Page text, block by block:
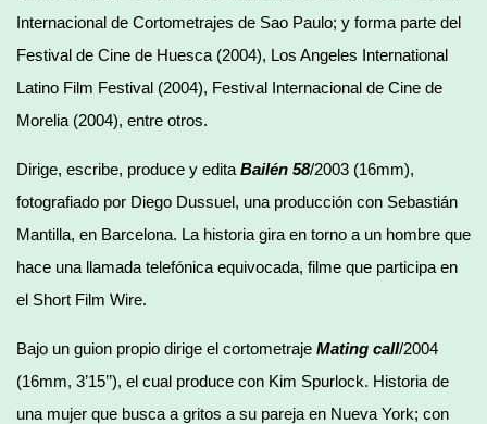
Internacional de Cortometrajes de Sao Paulo; y forma parte del
Festival de Cine de Huesca (2004), Los Angeles International
Latino Film Festival (2004), Festival Internacional de Cine de
Morelia (2004), entre otros.
Dirige, escribe, produce y edita Bailén 58/2003 (16mm),
fotografiado por Diego Dussuel, una producción con Sebastián
Mantilla, en Barcelona. La historia gira en torno a un hombre que
hace una llamada telefónica equivocada, filme que participa en
el Short Film Wire.
Bajo un guion propio dirige el cortometraje Mating call/2004
(16mm, 3’15’’), el cual produce con Kim Spurlock. Historia de
una mujer que busca a gritos a su pareja en Nueva York; con